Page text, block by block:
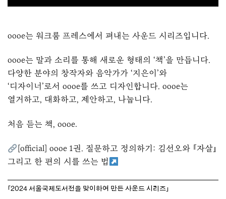
oooe는 워크룸 프레스에서 펴내는 사운드 시리즈입니다.
oooe는 말과 소리를 통해 새로운 형태의 ‘책’을 만듭니다.
다양한 분야의 창작자와 음악가가 ‘지은이’와
‘디자이너’로서 oooe를 쓰고 디자인합니다. oooe는
열거하고, 대화하고, 제안하고, 나눕니다.
처음 듣는 책, oooe.
[official] oooe 1권. 질문하고 정의하기: 김선오와 『자살』
그리고 한 편의 시를 쓰는 법
「2024 서울국제도서전을 맞이하여 만든 사운드 시리즈」